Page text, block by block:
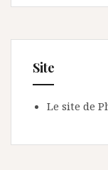
Site
Le site de